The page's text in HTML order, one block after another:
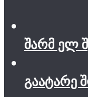
შარმ ელ
გაატარე